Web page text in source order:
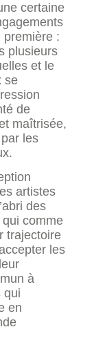
certaine
première :
plusieurs
et le
se
de
maîtrisée,
les
artistes
des
comme
trajectoire
les
à
qui
en